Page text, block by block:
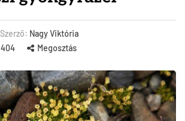
Szerző: Nagy Viktória
404
Megosztás